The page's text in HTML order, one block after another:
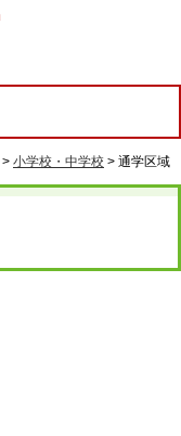
> 小学校・中学校 > 通学区域